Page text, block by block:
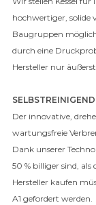
hochwertiger, solide
Baugruppen
durch eine
Hersteller nur
Der innovative,
wartungsfreie
Dank unserer
50 % billiger sind, als
Hersteller kaufen
A1 gefordert werden.